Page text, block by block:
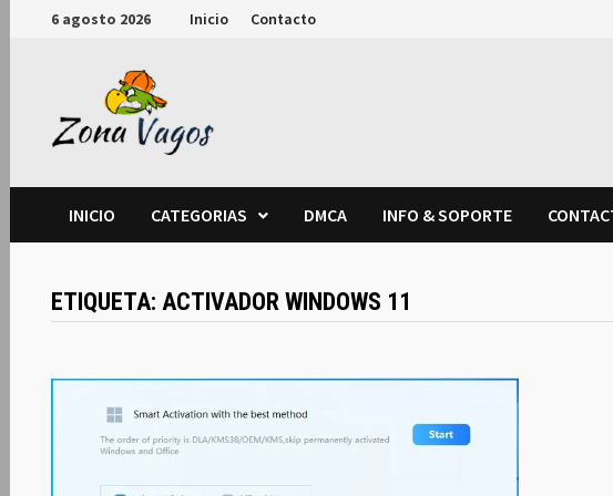
Saltar6 agosto 2026 Inicio Contacto
INICIO CATEGORIAS DMCA INFO & SOPORTE
ETIQUETA:ACTIVADOR WINDOWS 11